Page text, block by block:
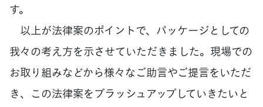
す。
以上が法律案のポイントで、パッケージとしての
我々の考え方を示させていただきました。現場での
お取り組みなどから様々なご助言やご提言をいただ
き、この法律案をブラッシュアップしていきたいと